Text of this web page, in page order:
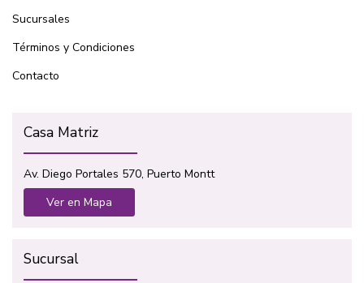
Sucursales
Términos y Condiciones
Contacto
Casa Matriz
Av. Diego Portales 570, Puerto Montt
Ver en Mapa
Sucursal